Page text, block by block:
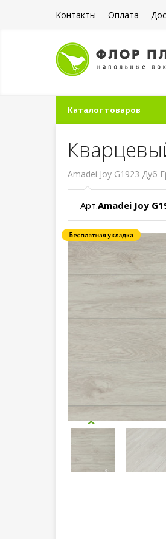
Контакты Оплата
Каталог товаров
Amadei Joy G1923 Дуб
Арт.Amadei Joy